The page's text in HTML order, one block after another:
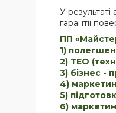
У
гарантії
ПП
1)
2) ТЕО
3) бізнес -
4)
5)
6)